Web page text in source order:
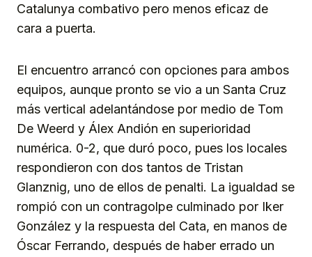
Catalunya combativo pero menos eficaz de
cara a puerta.
El encuentro arrancó con opciones para ambos
equipos, aunque pronto se vio a un Santa Cruz
más vertical adelantándose por medio de Tom
De Weerd y Álex Andión en superioridad
numérica. 0-2, que duró poco, pues los locales
respondieron con dos tantos de Tristan
Glanznig, uno de ellos de penalti. La igualdad se
rompió con un contragolpe culminado por Iker
González y la respuesta del Cata, en manos de
Óscar Ferrando, después de haber errado un